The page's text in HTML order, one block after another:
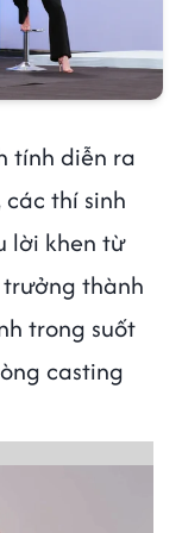
tính diễn ra
thí sinh
lời khen từ
thành
trong suốt
casting